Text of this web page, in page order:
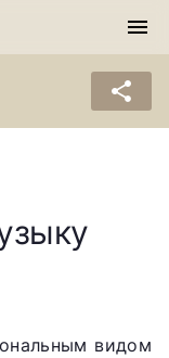
menu
share
видом